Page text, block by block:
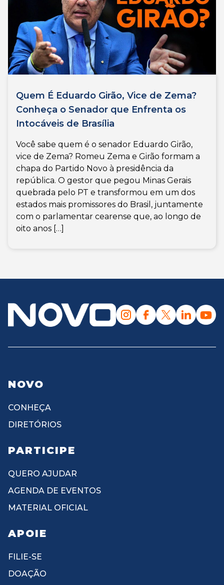
Quem É Eduardo Girão, Vice de Zema?
Conheça o Senador que Enfrenta os
Intocáveis de Brasília
Você sabe quem é o senador Eduardo Girão,
vice de Zema? Romeu Zema e Girão formam a
chapa do Partido Novo à presidência da
república. O gestor que pegou Minas Gerais
quebrada pelo PT e transformou em um dos
estados mais promissores do Brasil, juntamente
com o parlamentar cearense que, ao longo de
oito anos […]
NOVO
CONHEÇA
DIRETÓRIOS
PARTICIPE
QUERO AJUDAR
AGENDA DE EVENTOS
MATERIAL OFICIAL
APOIE
FILIE-SE
DOAÇÃO